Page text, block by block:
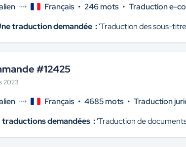
Français • 246 mots • Traduction e-
traduction demandée :'Traduction des sous-
#12425
2023
Français • 4685 mots • Traduction
traductions demandées :'Traduction de